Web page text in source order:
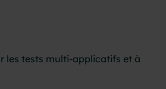
les tests multi-applicatifs et à